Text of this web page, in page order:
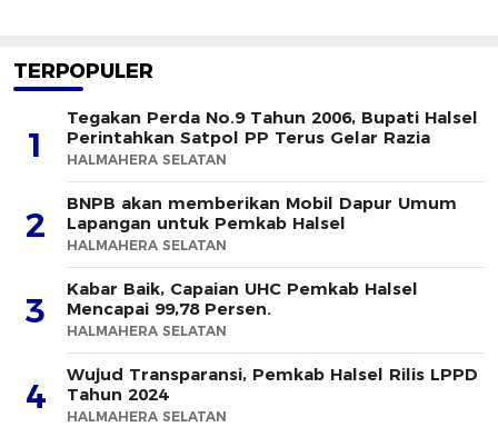
TERPOPULER
1
Tegakan Perda No.9 Tahun 2006, Bupati Halsel
Perintahkan Satpol PP Terus Gelar Razia
HALMAHERA SELATAN
2
BNPB akan memberikan Mobil Dapur Umum
Lapangan untuk Pemkab Halsel
HALMAHERA SELATAN
3
Kabar Baik, Capaian UHC Pemkab Halsel
Mencapai 99,78 Persen.
HALMAHERA SELATAN
4
Wujud Transparansi, Pemkab Halsel Rilis LPPD
Tahun 2024
HALMAHERA SELATAN